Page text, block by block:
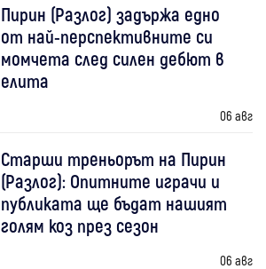
Пирин (Разлог) задържа едно
от най-перспективните си
момчета след силен дебют в
елита
06 авг
Старши треньорът на Пирин
(Разлог): Опитните играчи и
публиката ще бъдат нашият
голям коз през сезон
06 авг